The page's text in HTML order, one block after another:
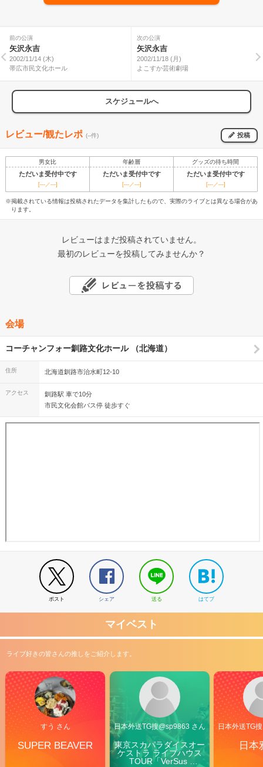
前の公演
矢沢永吉
2002/11/14 (木)
帯広市民文化ホール
次の公演
矢沢永吉
2002/11/18 (月)
よこすか芸術劇場
スケジュールへ
レビュー/観たレポ (--件) 投稿
男女比 年齢層 グッズの待ち時間
ただいま受付中です ただいま受付中です ただいま受付中です
[---／---] [---／---] [---／---]
※掲載されている情報は投稿されたデータを集計したもので、実際のライブとは異なる場合があ
ります。
レビューはまだ投稿されていません。
最初のレビューを投稿してみませんか？
会場
コーチャンフォー釧路文化ホール （北海道）
住所 北海道釧路市治水町12-10
アクセス
釧路駅 車で10分
市民文化会館バス停 徒歩すぐ
ポスト シェア 送る はてブ
マイベスト
ライブ好きの皆さんの推しをご紹介します。
すう さん
SUPER BEAVER
日本外送TG搜@sp9863 さん
東京スカパラダイスオー
ケストラ ライブハウス
TOUR「VerSus
日本外送TG
日本